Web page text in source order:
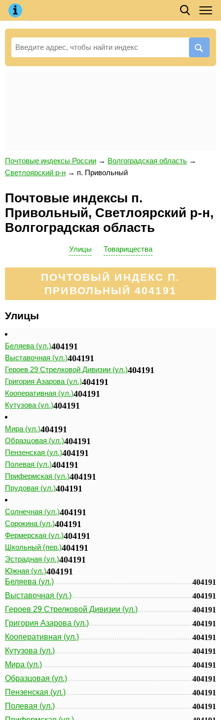
Почтовые индексы России → Волгоградская область →
Светлоярский р-н → п. Привольный
Почтовые индексы п.
Привольный, Светлоярский р-н,
Волгоградская область
Улицы Товарищества
ПОЧТОВЫЙ ИНДЕКС П.
ПРИВОЛЬНЫЙ 404191
Улицы
Беляева (ул.)404191
Выставочная (ул.)404191
Героев 29 Стрелковой Дивизии (ул.)404191
Григория Азарова (ул.)404191
Кооперативная (ул.)404191
Кутузова (ул.)404191
Мира (ул.)404191
Образцовая (ул.)404191
Пензенская (ул.)404191
Полевая (ул.)404191
Прифермская (ул.)404191
Прудовая (ул.)404191
Солнечная (ул.)404191
Сорокина (ул.)404191
Фермерская (ул.)404191
Школьный (пер.)404191
Эстрадная (ул.)404191
Южная (ул.)404191
Беляева (ул.)
404191
Выставочная (ул.)
404191
Героев 29 Стрелковой Дивизии (ул.)
404191
Григория Азарова (ул.)
404191
Кооперативная (ул.)
404191
Кутузова (ул.)
404191
Мира (ул.)
404191
Образцовая (ул.)
404191
Пензенская (ул.)
404191
Полевая (ул.)
404191